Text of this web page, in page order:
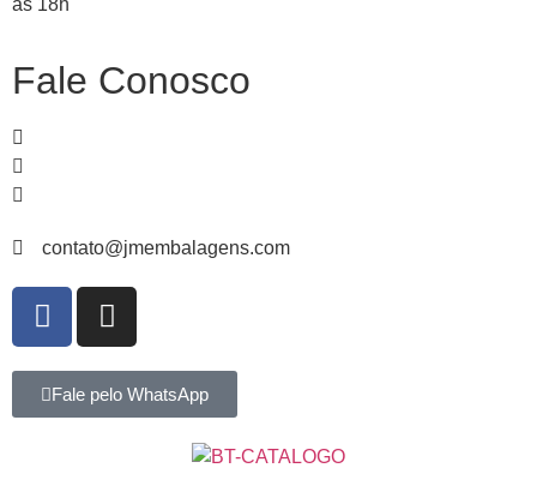
às 18h
Fale Conosco
contato@jmembalagens.com
Fale pelo WhatsApp